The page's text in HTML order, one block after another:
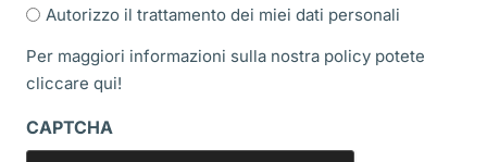
Autorizzo il trattamento dei miei dati personali
Per maggiori informazioni sulla nostra policy potete
cliccare qui!
CAPTCHA